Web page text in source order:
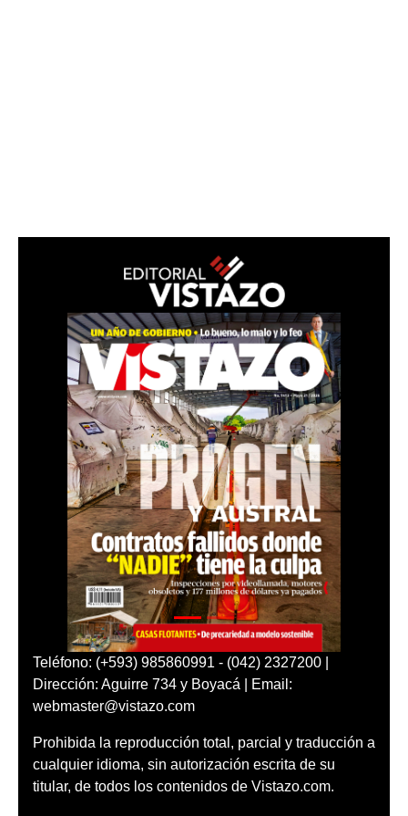
Teléfono: (+593) 985860991 - (042) 2327200 |
Dirección: Aguirre 734 y Boyacá | Email:
webmaster@vistazo.com
Prohibida la reproducción total, parcial y traducción a
cualquier idioma, sin autorización escrita de su
titular, de todos los contenidos de Vistazo.com.